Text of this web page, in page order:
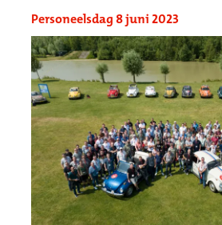
Werken bij
Personeelsdag 8 juni 2023